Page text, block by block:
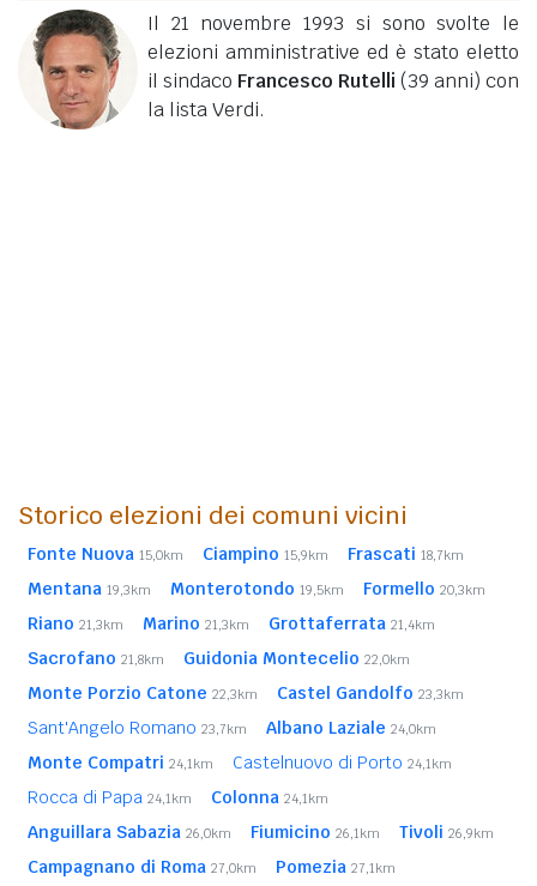
Il 21 novembre 1993 si sono svolte le
elezioni amministrative ed è stato eletto
il sindaco Francesco Rutelli (39 anni) con
la lista Verdi.
Storico elezioni dei comuni vicini
Fonte Nuova 15,0km Ciampino 15,9km Frascati 18,7km
Mentana 19,3km Monterotondo 19,5km Formello 20,3km
Riano 21,3km Marino 21,3km Grottaferrata 21,4km
Sacrofano 21,8km Guidonia Montecelio 22,0km
Monte Porzio Catone 22,3km Castel Gandolfo 23,3km
Sant'Angelo Romano 23,7km Albano Laziale 24,0km
Monte Compatri 24,1km Castelnuovo di Porto 24,1km
Rocca di Papa 24,1km Colonna 24,1km
Anguillara Sabazia 26,0km Fiumicino 26,1km Tivoli 26,9km
Campagnano di Roma 27,0km Pomezia 27,1km